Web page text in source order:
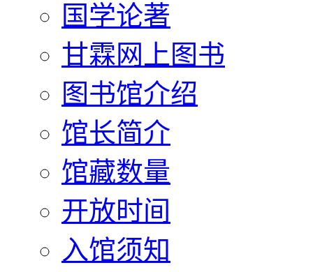
国学论著
甘霖网上图书
图书馆介绍
馆长简介
馆藏数量
开放时间
入馆须知